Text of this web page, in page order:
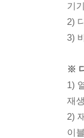
기
2)
3)
※
1)
재
2)
이